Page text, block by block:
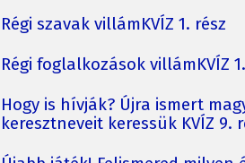
Régi szavak villámKVÍZ 1. rész
Régi foglalkozások villámKVÍZ
Hogy is hívják? Újra ismert
keresztneveit keressük KVÍZ 9.